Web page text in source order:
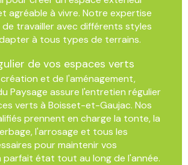
agréable à vivre. Notre expertise
travailler avec différents styles
à tous types de terrains.
de vos espaces verts
et de l'aménagement,
Paysage assure l'entretien régulier
verts à Boisset-et-Gaujac. Nos
prennent en charge la tonte, la
l'arrosage et tous les
pour maintenir vos
parfait état tout au long de l'année.